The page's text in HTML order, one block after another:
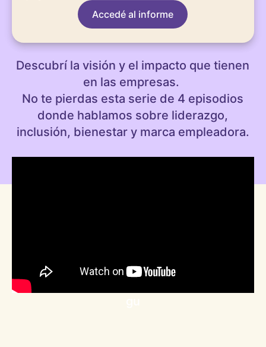
Accedé al informe
Descubrí la visión y el impacto que tienen
en las empresas.
No te pierdas esta serie de 4 episodios
donde hablamos sobre liderazgo,
inclusión, bienestar y marca empleadora.